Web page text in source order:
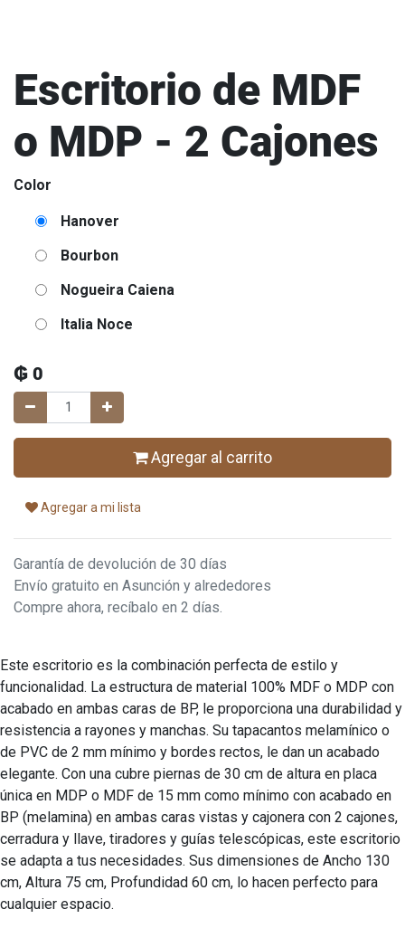
Escritorio de MDF
o MDP - 2 Cajones
Color
Hanover
Bourbon
Nogueira Caiena
Italia Noce
₲ 0
Agregar al carrito
Agregar a mi lista
Garantía de devolución de 30 días
Envío gratuito en Asunción y alrededores
Compre ahora, recíbalo en 2 días.
Este escritorio es la combinación perfecta de estilo y
funcionalidad. La estructura de material 100% MDF o MDP con
acabado en ambas caras de BP, le proporciona una durabilidad y
resistencia a rayones y manchas. Su tapacantos melamínico o
de PVC de 2 mm mínimo y bordes rectos, le dan un acabado
elegante. Con una cubre piernas de 30 cm de altura en placa
única en MDP o MDF de 15 mm como mínimo con acabado en
BP (melamina) en ambas caras vistas y cajonera con 2 cajones,
cerradura y llave, tiradores y guías telescópicas, este escritorio
se adapta a tus necesidades. Sus dimensiones de Ancho 130
cm, Altura 75 cm, Profundidad 60 cm, lo hacen perfecto para
cualquier espacio.